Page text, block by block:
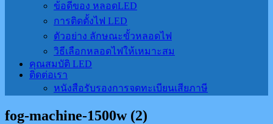
ข้อดีของ หลอดLED
การติดตั้งไฟ LED
ตัวอย่าง ลักษณะขั้วหลอดไฟ
วิธีเลือกหลอดไฟให้เหมาะสม
คุณสมบัติ LED
ติดต่อเรา
หนังสือรับรองการจดทะเบียนเสียภาษี
fog-machine-1500w (2)